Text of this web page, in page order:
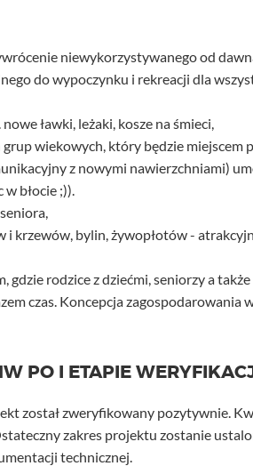
niewykorzystywanego od
do wypoczynku i rekreacji dla
ławki, leżaki, kosze na śmieci,
wiekowych, który będzie miejscem
z nowymi nawierzchniami)
błocie ;)).
i krzewów, bylin, żywopłotów -
gdzie rodzice z dziećmi, seniorzy a
czas. Koncepcja
PO I ETAPIE
został zweryfikowany pozytywnie.
zakres projektu zostanie
technicznej.